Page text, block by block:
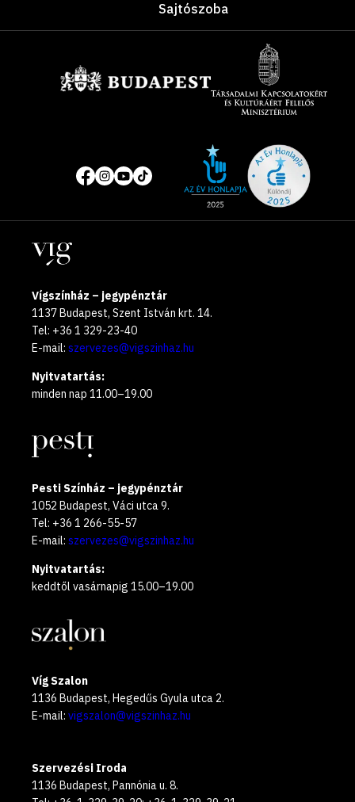
Sajtószoba
Közösségi
média
oldalak
of
year
Helyszínek
Vígszínház – jegypénztár
1137 Budapest, Szent István krt. 14.
Tel: +36 1 329-23-40
E-mail: szervezes@vigszinhaz.hu
Nyitvatartás:
minden nap 11.00–19.00
Pesti Színház – jegypénztár
1052 Budapest, Váci utca 9.
Tel: +36 1 266-55-57
E-mail: szervezes@vigszinhaz.hu
Nyitvatartás:
keddtől vasárnapig 15.00–19.00
Víg Szalon
1136 Budapest, Hegedűs Gyula utca 2.
E-mail: vigszalon@vigszinhaz.hu
Szervezési Iroda
1136 Budapest, Pannónia u. 8.